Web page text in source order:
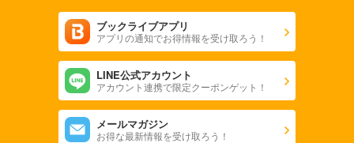
ブックライブアプリ
アプリの通知でお得情報を受け取ろう！
LINE公式アカウント
アカウント連携で限定クーポンゲット！
メールマガジン
お得な最新情報を受け取ろう！